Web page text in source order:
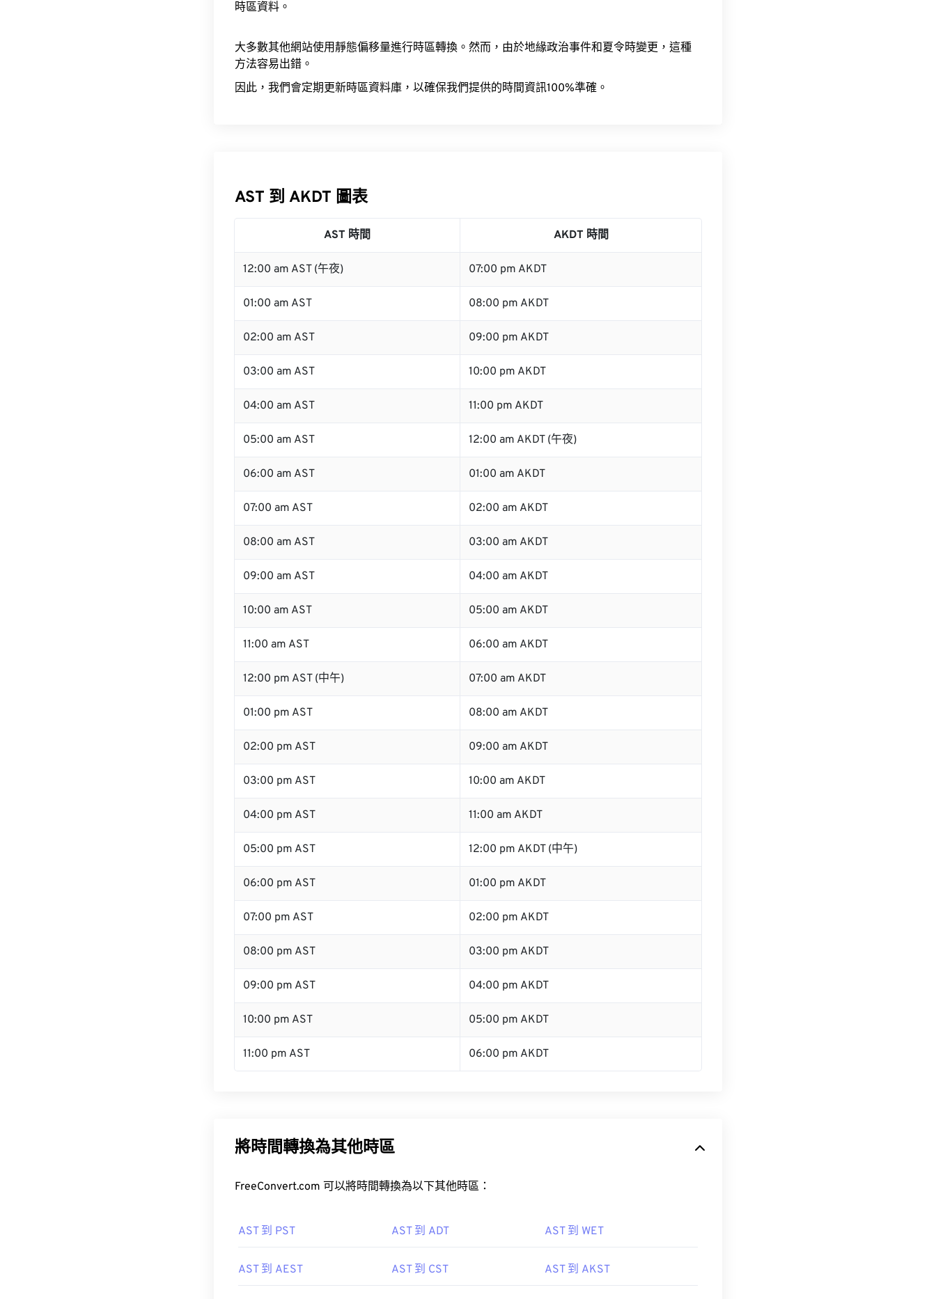
時區資料。
大多數其他網站使用靜態偏移量進行時區轉換。然而，由於地緣政治事件和夏令時變更，這種
方法容易出錯。
因此，我們會定期更新時區資料庫，以確保我們提供的時間資訊100%準確。
AST 到 AKDT 圖表
AST 時間 AKDT 時間
12:00 am AST (午夜) 07:00 pm AKDT
01:00 am AST 08:00 pm AKDT
02:00 am AST 09:00 pm AKDT
03:00 am AST 10:00 pm AKDT
04:00 am AST 11:00 pm AKDT
05:00 am AST 12:00 am AKDT (午夜)
06:00 am AST 01:00 am AKDT
07:00 am AST 02:00 am AKDT
08:00 am AST 03:00 am AKDT
09:00 am AST 04:00 am AKDT
10:00 am AST 05:00 am AKDT
11:00 am AST 06:00 am AKDT
12:00 pm AST (中午) 07:00 am AKDT
01:00 pm AST 08:00 am AKDT
02:00 pm AST 09:00 am AKDT
03:00 pm AST 10:00 am AKDT
04:00 pm AST 11:00 am AKDT
05:00 pm AST 12:00 pm AKDT (中午)
06:00 pm AST 01:00 pm AKDT
07:00 pm AST 02:00 pm AKDT
08:00 pm AST 03:00 pm AKDT
09:00 pm AST 04:00 pm AKDT
10:00 pm AST 05:00 pm AKDT
11:00 pm AST 06:00 pm AKDT
將時間轉換為其他時區
FreeConvert.com 可以將時間轉換為以下其他時區：
AST 到 PST AST 到 ADT AST 到 WET
AST 到 AEST AST 到 CST AST 到 AKST